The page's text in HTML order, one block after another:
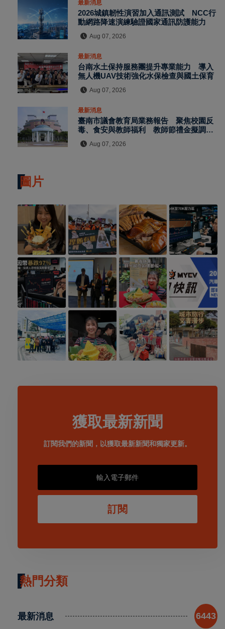
最新消息
2026城鎮韌性演習加入通訊測試 NCC行
動網路降速演練驗證國家通訊防護能力
Aug 07, 2026
最新消息
台南水土保持服務團提升專業能力 導入
無人機UAV技術強化水保檢查與國土保育
Aug 07, 2026
最新消息
臺南市議會教育局業務報告 聚焦校園反
毒、食安與教師福利 教師節禮金擬調升
至千元
Aug 07, 2026
圖片
獲取最新新聞
訂閱我們的新聞，以獲取最新新聞和獨家更新。
訂閱
熱門分類
最新消息 6443